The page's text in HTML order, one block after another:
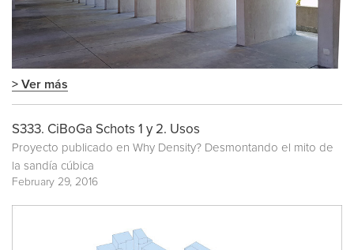
> Ver más
S333. CiBoGa Schots 1 y 2. Usos
Proyecto publicado en Why Density? Desmontando el mito de
la sandía cúbica
February 29, 2016